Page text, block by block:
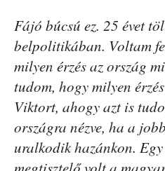
Fájó búcsú ez. 25 évet
belpolitikában. Voltam
milyen érzés az ország
tudom, hogy milyen
Viktort, ahogy azt is
országra nézve, ha a
uralkodik hazánkon. Egy